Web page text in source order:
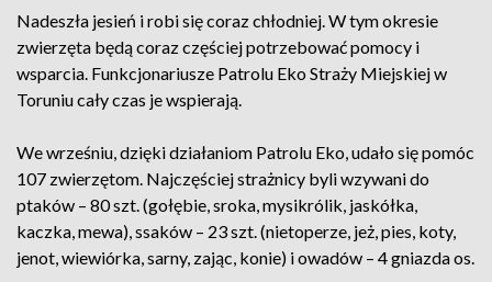
Nadeszła jesień i robi się coraz chłodniej. W tym okresie
zwierzęta będą coraz częściej potrzebować pomocy i
wsparcia. Funkcjonariusze Patrolu Eko Straży Miejskiej w
Toruniu cały czas je wspierają.
We wrześniu, dzięki działaniom Patrolu Eko, udało się pomóc
107 zwierzętom. Najczęściej strażnicy byli wzywani do
ptaków – 80 szt. (gołębie, sroka, mysikrólik, jaskółka,
kaczka, mewa), ssaków – 23 szt. (nietoperze, jeż, pies, koty,
jenot, wiewiórka, sarny, zając, konie) i owadów – 4 gniazda os.